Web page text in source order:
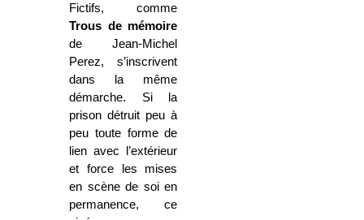
Fictifs, comme
Trous de mémoire
de Jean-Michel
Perez, s’inscrivent
dans la même
démarche. Si la
prison détruit peu à
peu toute forme de
lien avec l’extérieur
et force les mises
en scène de soi en
permanence, ce